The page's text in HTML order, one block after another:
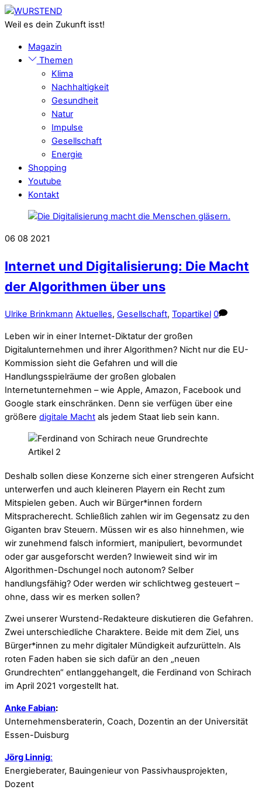
Skip
to
Menu
Weil es dein Zukunft isst!
Magazin
Themen
Klima
Nachhaltigkeit
Gesundheit
Natur
Impulse
Gesellschaft
Energie
Shopping
Youtube
Kontakt
06 08 2021
Internet und Digitalisierung: Die Macht
der Algorithmen über uns
Ulrike Brinkmann Aktuelles, Gesellschaft, Topartikel 0
Leben wir in einer Internet-Diktatur der großen
Digitalunternehmen und ihrer Algorithmen? Nicht nur die EU-
Kommission sieht die Gefahren und will die
Handlungsspielräume der großen globalen
Internetunternehmen – wie Apple, Amazon, Facebook und
Google stark einschränken. Denn sie verfügen über eine
größere digitale Macht als jedem Staat lieb sein kann.
Deshalb sollen diese Konzerne sich einer strengeren Aufsicht
unterwerfen und auch kleineren Playern ein Recht zum
Mitspielen geben. Auch wir Bürger*innen fordern
Mitspracherecht. Schließlich zahlen wir im Gegensatz zu den
Giganten brav Steuern. Müssen wir es also hinnehmen, wie
wir zunehmend falsch informiert, manipuliert, bevormundet
oder gar ausgeforscht werden? Inwieweit sind wir im
Algorithmen-Dschungel noch autonom? Selber
handlungsfähig? Oder werden wir schlichtweg gesteuert –
ohne, dass wir es merken sollen?
Zwei unserer Wurstend-Redakteure diskutieren die Gefahren.
Zwei unterschiedliche Charaktere. Beide mit dem Ziel, uns
Bürger*innen zu mehr digitaler Mündigkeit aufzurütteln. Als
roten Faden haben sie sich dafür an den „neuen
Grundrechten“ entlanggehangelt, die Ferdinand von Schirach
im April 2021 vorgestellt hat.
Anke Fabian:
Unternehmensberaterin, Coach, Dozentin an der Universität
Essen-Duisburg
Jörg Linnig:
Energieberater, Bauingenieur von Passivhausprojekten,
Dozent